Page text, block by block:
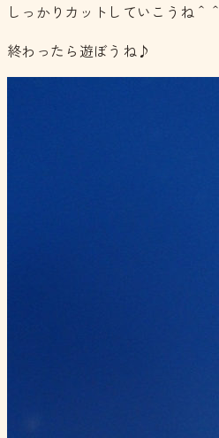
しっかりカットしていこうね＾＾
終わったら遊ぼうね♪